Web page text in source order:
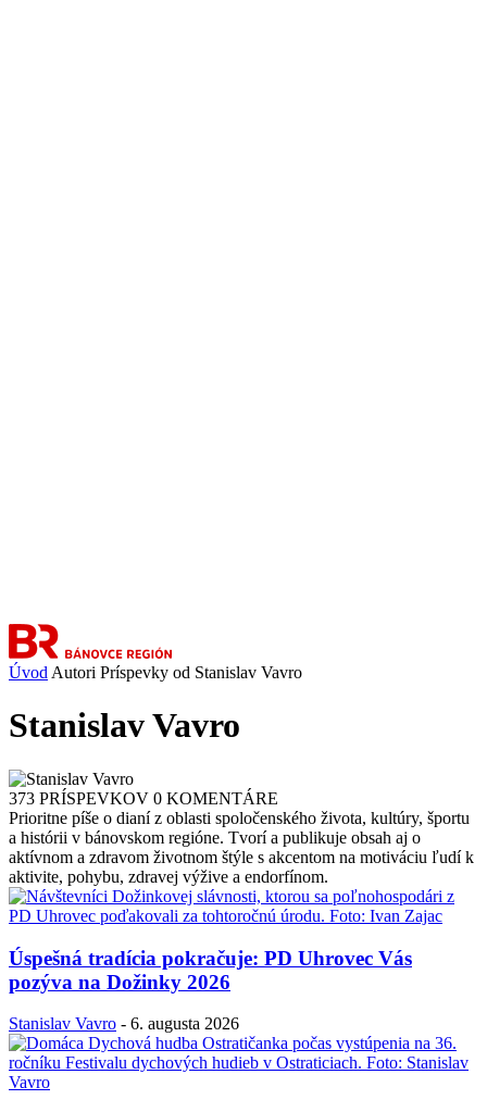
Úvod Autori Príspevky od Stanislav Vavro
Stanislav Vavro
373 PRÍSPEVKOV 0 KOMENTÁRE
Prioritne píše o dianí z oblasti spoločenského života, kultúry, športu
a histórii v bánovskom regióne. Tvorí a publikuje obsah aj o
aktívnom a zdravom životnom štýle s akcentom na motiváciu ľudí k
aktivite, pohybu, zdravej výžive a endorfínom.
Úspešná tradícia pokračuje: PD Uhrovec Vás
pozýva na Dožinky 2026
Stanislav Vavro - 6. augusta 2026